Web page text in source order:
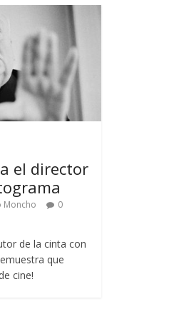
el director
Moncho
0
de la cinta con
que
cine!